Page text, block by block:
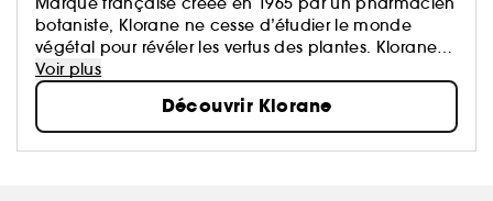
botaniste, Klorane ne cesse d’étudier le monde
végétal pour révéler les vertus des plantes. Klorane
propose des formules haute tolérance,
écoresponsables et conçues à partir d’ingrédients
d’origine naturelle.
Des soins sûrs, écologiques et efficaces pour les
Voir plus
Découvrir Klorane